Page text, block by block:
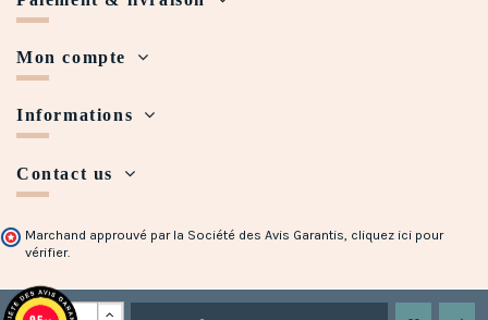
Mon compte
Informations
Contact us
Marchand approuvé par la Société des Avis Garantis, cliquez ici pour
vérifier.
Copyright © 2018 - 2023 Maison Halleux. Developed with